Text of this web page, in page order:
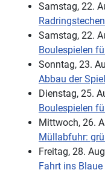
Samstag, 22.
Radringstechen
Samstag, 22.
Boulespielen
Sonntag, 23.
Abbau der
Dienstag, 25.
Boulespielen
Mittwoch, 26.
Müllabfuhr:
Freitag, 28.
Fahrt ins Blaue